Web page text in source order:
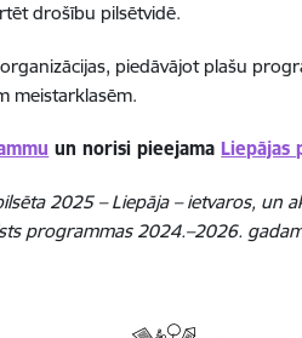
drošību pilsētvidē.
piedāvājot plašu
meistarklasēm.
un norisi pieejamaLiepājas
2025 – Liepāja – ietvaros, un
programmas 2024.–2026.